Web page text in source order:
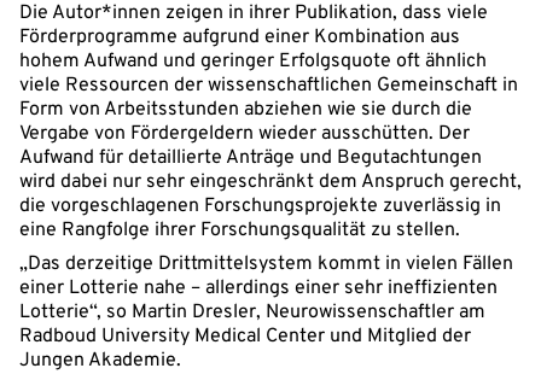
Die Autor*innen zeigen in ihrer Publikation, dass viele
Förderprogramme aufgrund einer Kombination aus
hohem Aufwand und geringer Erfolgsquote oft ähnlich
viele Ressourcen der wissenschaftlichen Gemeinschaft in
Form von Arbeitsstunden abziehen wie sie durch die
Vergabe von Fördergeldern wieder ausschütten. Der
Aufwand für detaillierte Anträge und Begutachtungen
wird dabei nur sehr eingeschränkt dem Anspruch gerecht,
die vorgeschlagenen Forschungsprojekte zuverlässig in
eine Rangfolge ihrer Forschungsqualität zu stellen.
„Das derzeitige Drittmittelsystem kommt in vielen Fällen
einer Lotterie nahe – allerdings einer sehr ineffizienten
Lotterie“, so Martin Dresler, Neurowissenschaftler am
Radboud University Medical Center und Mitglied der
Jungen Akademie.